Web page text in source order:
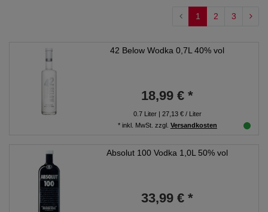
1 2 3
42 Below Wodka 0,7L 40% vol
18,99 € *
0.7Liter| 27,13 € / Liter
* inkl. MwSt. zzgl. Versandkosten
Absolut 100 Vodka 1,0L 50% vol
33,99 € *